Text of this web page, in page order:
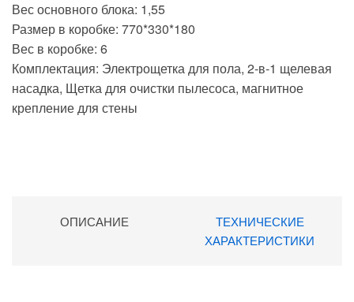
Вес основного блока: 1,55
Размер в коробке: 770*330*180
Вес в коробке: 6
Комплектация: Электрощетка для пола, 2-в-1 щелевая
насадка, Щетка для очистки пылесоса, магнитное
крепление для стены
ОПИСАНИЕ
ТЕХНИЧЕСКИЕ
ХАРАКТЕРИСТИКИ